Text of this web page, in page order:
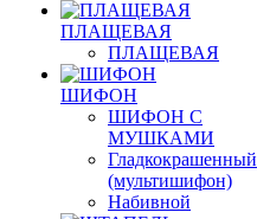
ПЛАЩЕВАЯ
ПЛАЩЕВАЯ
ШИФОН
ШИФОН С
МУШКАМИ
Гладкокрашенный
(мультишифон)
Набивной